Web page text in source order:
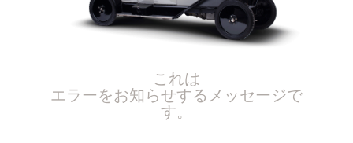
これは
エラーをお知らせするメッセージで
す。